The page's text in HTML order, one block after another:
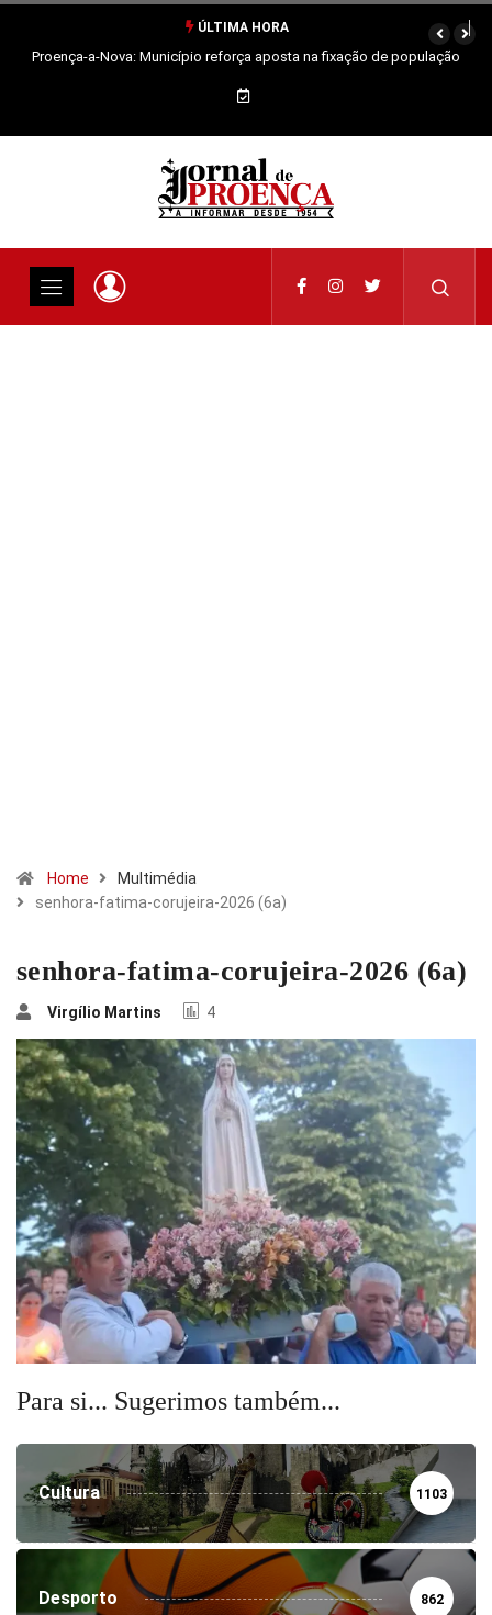
ÚLTIMA HORA
Proença-a-Nova: Município reforça aposta na fixação de população
Home
Multimédia
senhora-fatima-corujeira-2026 (6a)
senhora-fatima-corujeira-2026 (6a)
Virgílio Martins 4
Para si... Sugerimos também...
Cultura 1103
Desporto 862